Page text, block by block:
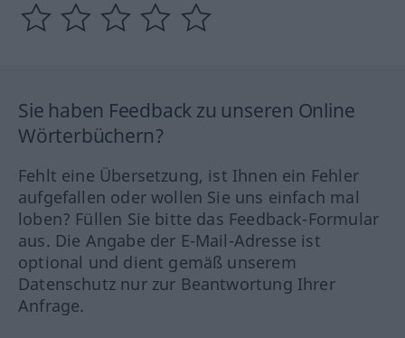
Sie haben Feedback zu unseren Online
Wörterbüchern?
Fehlt eine Übersetzung, ist Ihnen ein Fehler
aufgefallen oder wollen Sie uns einfach mal
loben? Füllen Sie bitte das Feedback-Formular
aus. Die Angabe der E-Mail-Adresse ist
optional und dient gemäß unserem
Datenschutz nur zur Beantwortung Ihrer
Anfrage.